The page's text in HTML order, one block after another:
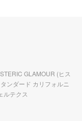
GLAMOUR (ヒス
ンダード カリフォルニ
ルテクス